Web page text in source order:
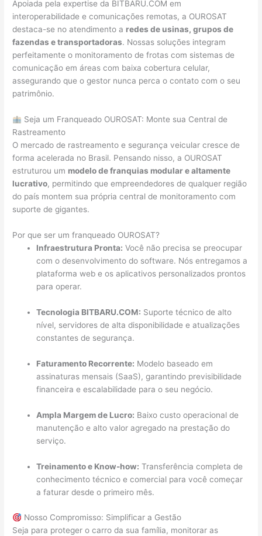
Apoiada pela expertise da BITBARU.COM em
interoperabilidade e comunicações remotas, a OUROSAT
destaca-se no atendimento a redes de usinas, grupos de
fazendas e transportadoras. Nossas soluções integram
perfeitamente o monitoramento de frotas com sistemas de
comunicação em áreas com baixa cobertura celular,
assegurando que o gestor nunca perca o contato com o seu
patrimônio.
Seja um Franqueado OUROSAT: Monte sua Central de
Rastreamento
O mercado de rastreamento e segurança veicular cresce de
forma acelerada no Brasil. Pensando nisso, a OUROSAT
estruturou um modelo de franquias modular e altamente
lucrativo, permitindo que empreendedores de qualquer região
do país montem sua própria central de monitoramento com
suporte de gigantes.
Por que ser um franqueado OUROSAT?
Infraestrutura Pronta: Você não precisa se preocupar
com o desenvolvimento do software. Nós entregamos a
plataforma web e os aplicativos personalizados prontos
para operar.
Tecnologia BITBARU.COM: Suporte técnico de alto
nível, servidores de alta disponibilidade e atualizações
constantes de segurança.
Faturamento Recorrente: Modelo baseado em
assinaturas mensais (SaaS), garantindo previsibilidade
financeira e escalabilidade para o seu negócio.
Ampla Margem de Lucro: Baixo custo operacional de
manutenção e alto valor agregado na prestação do
serviço.
Treinamento e Know-how: Transferência completa de
conhecimento técnico e comercial para você começar
a faturar desde o primeiro mês.
Nosso Compromisso: Simplificar a Gestão
Seja para proteger o carro da sua família, monitorar as